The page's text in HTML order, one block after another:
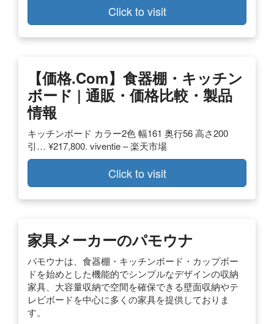
Click to visit
【価格.com】食器棚・キッチン
ボード | 通販・価格比較・製品
情報
キッチンボード カラー2色 幅161 奥行56 高さ200
引… ¥217,800. viventie – 楽天市場
Click to visit
家具メーカーのパモウナ
パモウナは、食器棚・キッチンボード・カップボー
ドを始めとした機能的でシンプルなデザインの収納
家具、大容量収納で空間を確保できる壁面収納やテ
レビボードを中心に多くの家具を提供しておりま
す。